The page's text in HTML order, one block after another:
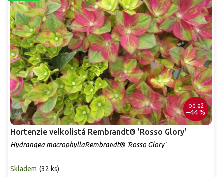
od až
–44 %
Hortenzie velkolistá Rembrandt® 'Rosso Glory'
Hydrangea macrophyllaRembrandt® 'Rosso Glory'
Skladem (32 ks)